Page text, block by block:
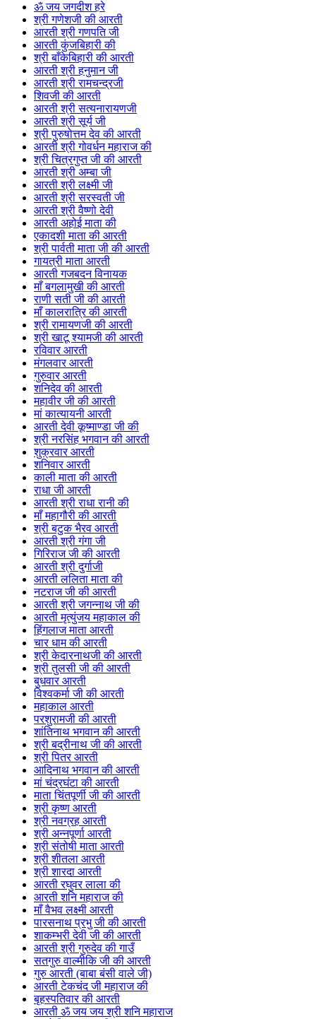
ॐ जय जगदीश हरे
श्री गणेशजी की आरती
आरती श्री गणपति जी
आरती कुंजबिहारी की
श्री बाँकेबिहारी की आरती
आरती श्री हनुमान जी
आरती श्री रामचन्द्रजी
शिवजी की आरती
आरती श्री सत्यनारायणजी
आरती श्री सूर्य जी
श्री पुरुषोत्तम देव की आरती
आरती श्री गोवर्धन महाराज की
श्री चित्रगुप्त जी की आरती
आरती श्री अम्बा जी
आरती श्री लक्ष्मी जी
आरती श्री सरस्वती जी
आरती श्री वैष्णो देवी
आरती अहोई माता की
एकादशी माता की आरती
श्री पार्वती माता जी की आरती
गायत्री माता आरती
आरती गजबदन विनायक
माँ बगलामुखी की आरती
राणी सती जी की आरती
माँ कालरात्रि की आरती
श्री रामायणजी की आरती
श्री खाटू श्यामजी की आरती
रविवार आरती
मंगलवार आरती
गुरुवार आरती
शनिदेव की आरती
महावीर जी की आरती
मां कात्यायनी आरती
आरती देवी कूष्माण्डा जी की
श्री नरसिंह भगवान की आरती
शुक्रवार आरती
शनिवार आरती
काली माता की आरती
राधा जी आरती
आरती श्री राधा रानी की
माँ महागौरी की आरती
श्री बटुक भैरव आरती
आरती श्री गंगा जी
गिरिराज जी की आरती
आरती श्री दुर्गाजी
आरती ललिता माता की
नटराज जी की आरती
आरती श्री जगन्नाथ जी की
आरती मृत्युंजय महाकाल की
हिंगलाज माता आरती
चार धाम की आरती
श्री केदारनाथजी की आरती
श्री तुलसी जी की आरती
बुधवार आरती
विश्वकर्मा जी की आरती
महाकाल आरती
परशुरामजी की आरती
शांतिनाथ भगवान की आरती
श्री बद्रीनाथ जी की आरती
श्री पितर आरती
आदिनाथ भगवान की आरती
मां चंद्रघंटा की आरती
माता चिंतपूर्णी जी की आरती
श्री कृष्ण आरती
श्री नवग्रह आरती
श्री अन्नपूर्णा आरती
श्री संतोषी माता आरती
श्री शीतला आरती
श्री शारदा आरती
आरती रघुवर लाला की
आरती शनि महाराज की
माँ वैभव लक्ष्मी आरती
पारसनाथ प्रभु जी की आरती
शाकम्भरी देवी जी की आरती
आरती श्री गुरुदेव की गाउँ
सतगुरु वाल्मीकि जी की आरती
गुरु आरती (बाबा बंसी वाले जी)
आरती टेकचंद जी महाराज की
बृहस्पतिवार की आरती
आरती ॐ जय जय श्री शनि महाराज